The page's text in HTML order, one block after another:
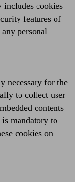
includes cookies
features of
personal
necessary for the
to collect user
contents
is mandatory to
cookies on